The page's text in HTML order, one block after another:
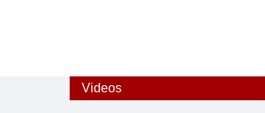
Videos